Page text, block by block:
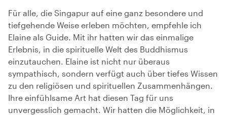
Für alle, die Singapur auf eine ganz besondere und
tiefgehende Weise erleben möchten, empfehle ich
Elaine als Guide. Mit ihr hatten wir das einmalige
Erlebnis, in die spirituelle Welt des Buddhismus
einzutauchen. Elaine ist nicht nur überaus
sympathisch, sondern verfügt auch über tiefes Wissen
zu den religiösen und spirituellen Zusammenhängen.
Ihre einfühlsame Art hat diesen Tag für uns
unvergesslich gemacht. Wir hatten die Möglichkeit, in